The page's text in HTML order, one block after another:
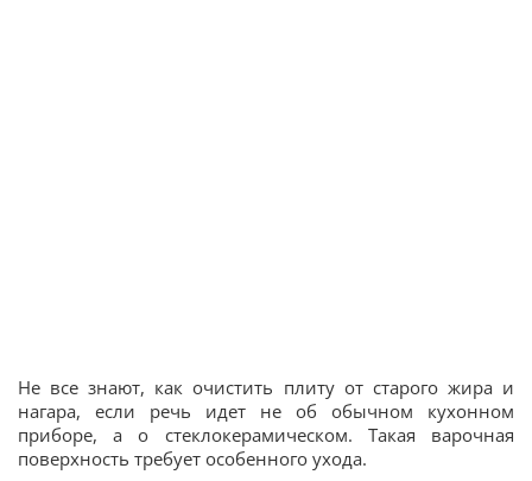
Не все знают, как очистить плиту от старого жира и
нагара, если речь идет не об обычном кухонном
приборе, а о стеклокерамическом. Такая варочная
поверхность требует особенного ухода.